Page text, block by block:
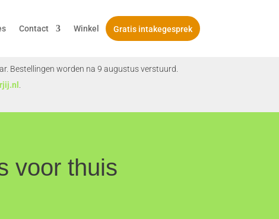
Contact Winkel Gratis intakegesprek
Bestellingen worden na 9 augustus verstuurd.
voor thuis